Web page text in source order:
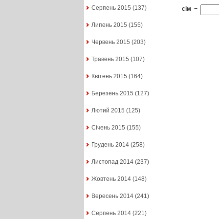
Серпень 2015 (137)
Липень 2015 (155)
Червень 2015 (203)
Травень 2015 (107)
Квітень 2015 (164)
Березень 2015 (127)
Лютий 2015 (125)
Січень 2015 (155)
Грудень 2014(258)
Листопад 2014(237)
Жовтень 2014(148)
Вересень 2014(241)
Серпень 2014(221)
сім −